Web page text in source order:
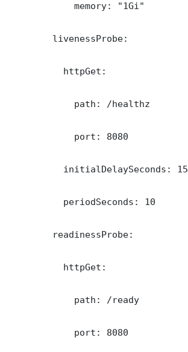
            memory: "1Gi"
        livenessProbe:
          httpGet:
            path: /healthz
            port: 8080
          initialDelaySeconds: 15
          periodSeconds: 10
        readinessProbe:
          httpGet:
            path: /ready
            port: 8080